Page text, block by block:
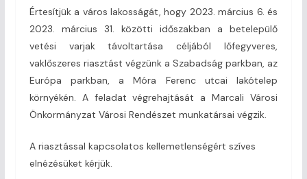
Értesítjük a város lakosságát, hogy 2023. március 6. és
2023. március 31. közötti időszakban a betelepülő
vetési varjak távoltartása céljából lőfegyveres,
vaklőszeres riasztást végzünk a Szabadság parkban, az
Európa parkban, a Móra Ferenc utcai lakótelep
környékén. A feladat végrehajtását a Marcali Városi
Önkormányzat Városi Rendészet munkatársai végzik.
A riasztással kapcsolatos kellemetlenségért szíves
elnézésüket kérjük.